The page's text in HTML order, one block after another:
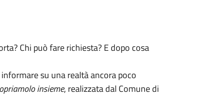
Chi può fare richiesta? E dopo cosa
su una realtà ancora poco
insieme, realizzata dal Comune di